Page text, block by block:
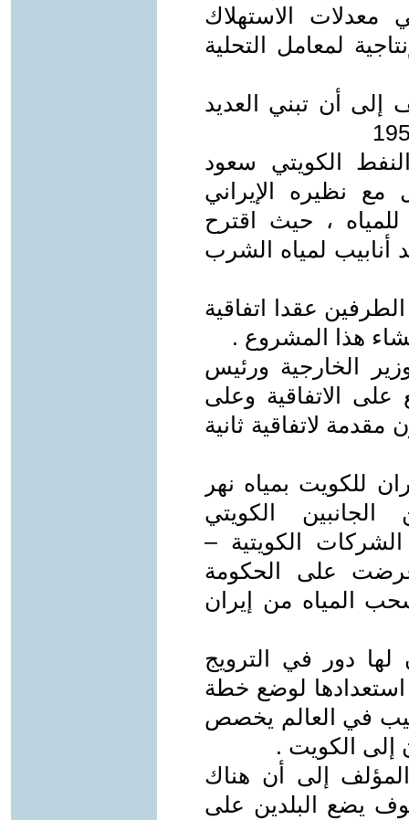
الاستهلاك
لمعامل التحلية
أن تبني العديد
الكويتي سعود
عام 2000 تناول مع نظيره الإيراني
، حيث اقترح
أنابيب لمياه الشرب
عقدا اتفاقية
هذا المشروع .
الخارجية ورئيس
على الاتفاقية وعلى
لاتفاقية ثانية
للكويت بمياه نهر
الكويتي
الشركات الكويتية –
عرضت على الحكومة
المياه من إيران
دور في الترويج
حيث أعلنت في عام 2001 استعدادها لوضع خطة
في العالم يخصص
إلى الكويت .
إلى أن هناك
يضع البلدين على